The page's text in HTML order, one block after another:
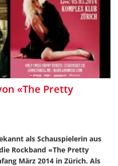
«The Pretty
als Schauspielerin aus
Rockband «The Pretty
März 2014 in Zürich. Als